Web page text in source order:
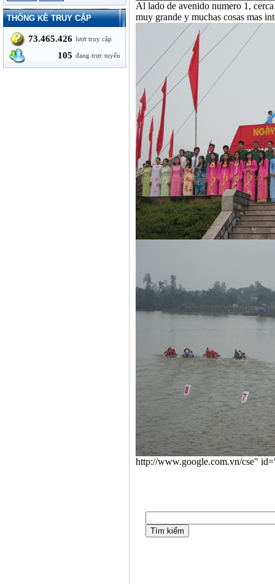
THỐNG KÊ TRUY CẬP
73.465.426 lượt truy cập
105 đang trực tuyến
Al lado de avenido numero 1,
muy grande y muchas cosas mas
http://www.google.com.vn/cse"